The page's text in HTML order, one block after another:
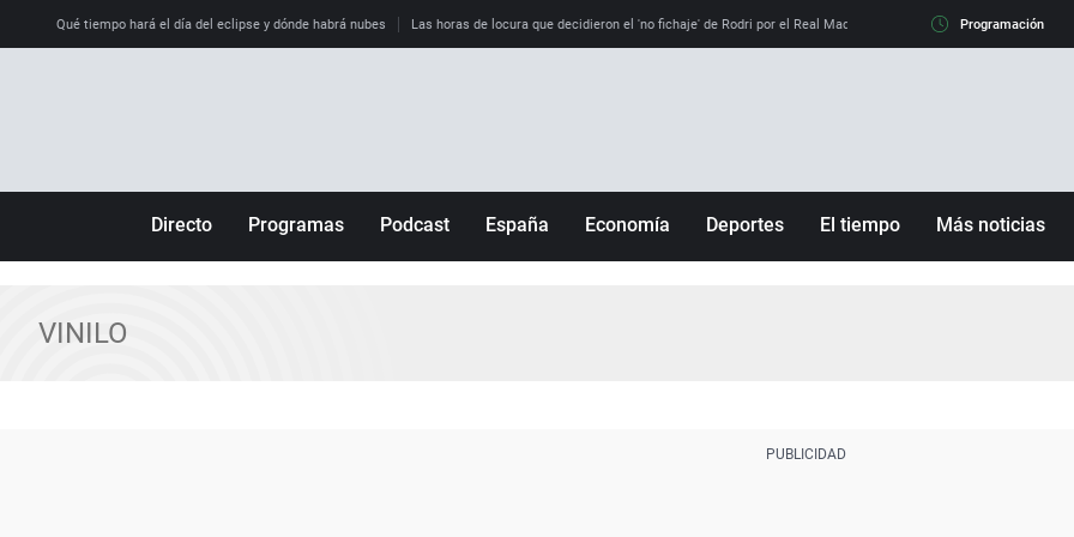
Qué tiempo hará el día del eclipse y dónde habrá nubes Las horas de locura que decidieron el 'no fichaje' de Rodri por el Real Madrid y su 'sí' al Barça La llamada
Programación
Directo Programas Podcast España Economía Deportes El tiempo Más noticias
VINILO